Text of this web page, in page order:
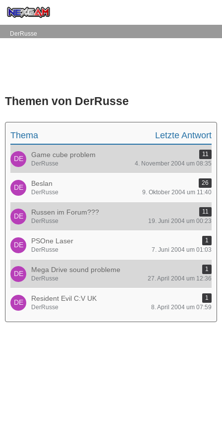
DerRusse
Themen von DerRusse
Thema Letzte Antwort
Game cube problem
11
DerRusse
4. November 2004 um 08:35
Beslan
26
DerRusse
9. Oktober 2004 um 11:40
Russen im Forum???
11
DerRusse
19. Juni 2004 um 00:23
PSOne Laser
1
DerRusse
7. Juni 2004 um 01:03
Mega Drive sound probleme
1
DerRusse
27. April 2004 um 12:36
Resident Evil C:V UK
1
DerRusse
8. April 2004 um 07:59